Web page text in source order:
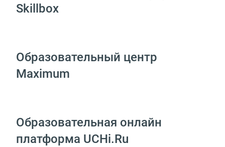
Skillbox
Образовательный центр
Maximum
Образовательная онлайн
платформа UCHi.Ru